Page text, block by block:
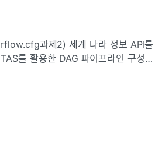
과제2) 세계 나라 정보 API를
를 활용한 DAG 파이프라인 구성